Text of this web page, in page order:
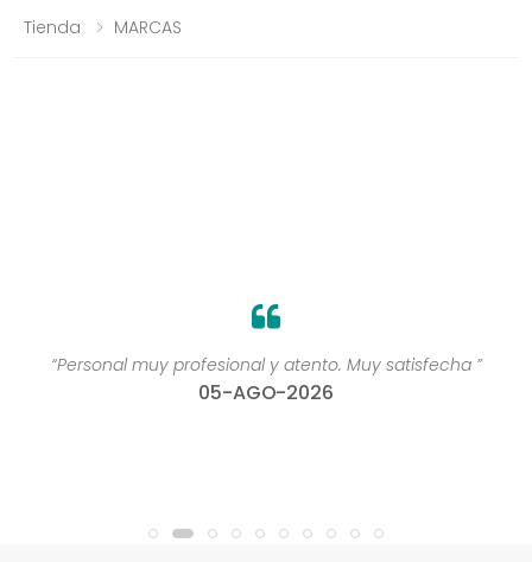
Tienda MARCAS
“Personal muy profesional y atento. Muy satisfecha ”
05-AGO-2026